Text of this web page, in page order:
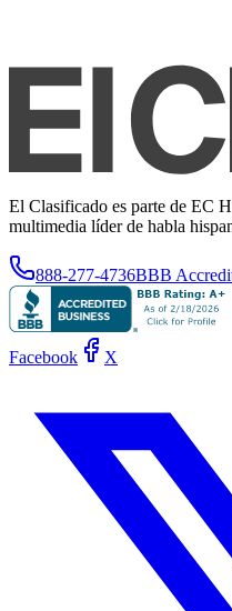
El Clasificado es parte de EC
multimedia líder de habla
888-277-4736BBB
Facebook X